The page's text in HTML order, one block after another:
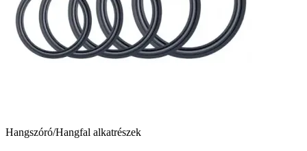
Hangszóró/Hangfal alkatrészek